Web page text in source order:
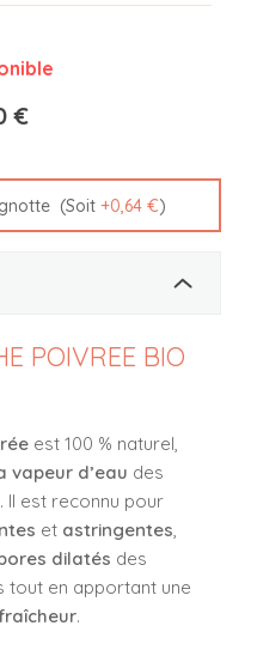
€
(Soit +0,64 €)
POIVREE BIO
est 100 % naturel,
vapeur d’eau des
Il est reconnu pour
et astringentes,
dilatés des
tout en apportant une
.